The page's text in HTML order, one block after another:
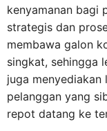
kenyamanan bagi
strategis dan
membawa galon
singkat, sehingga
juga menyediakan
pelanggan yang
repot datang ke